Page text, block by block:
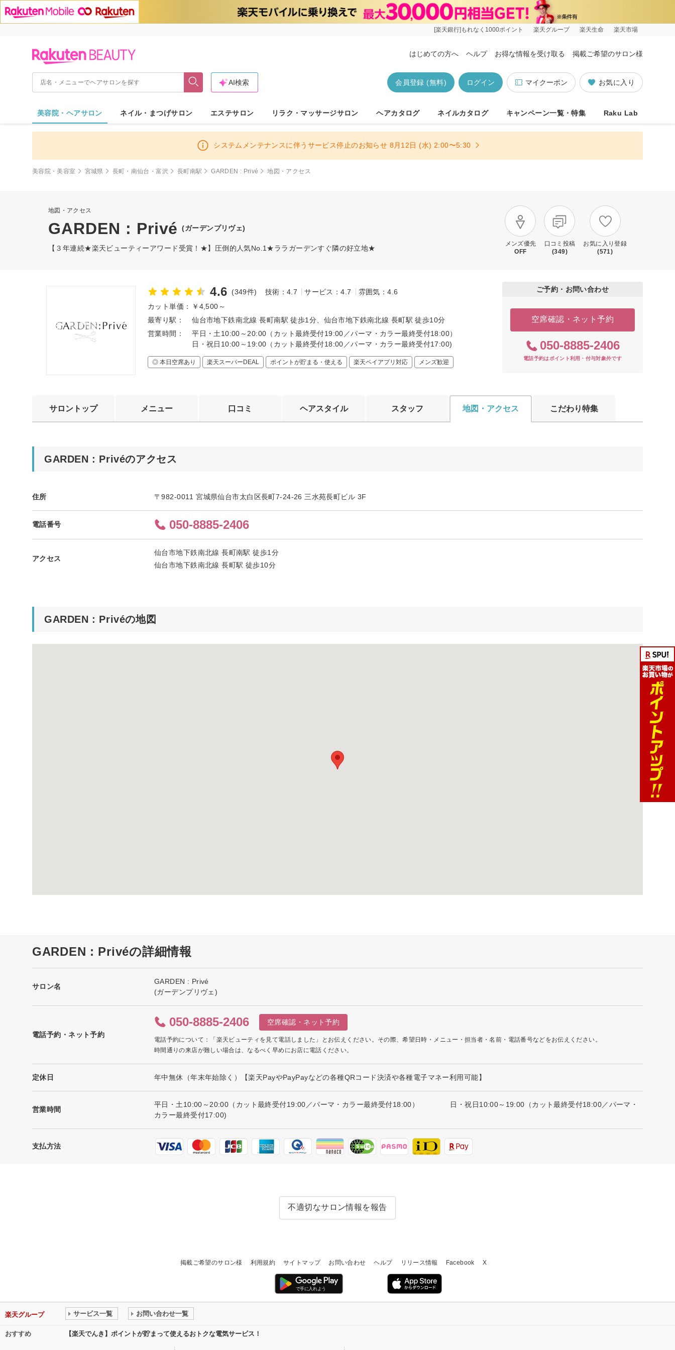
[楽天銀行]もれなく1000ポイント 楽天グループ 楽天生命 楽天市場
はじめての方へ ヘルプ お得な情報を受け取る 掲載ご希望のサロン様
お気に入り
マイクーポン
ログイン
会員登録 (無料)
AI検索
美容院・ヘアサロン ネイル・まつげサロン エステサロン リラク・マッサージサロン ヘアカタログ ネイルカタログ キャンペーン一覧・特集 Raku Lab
システムメンテナンスに伴うサービス停止のお知らせ 8月12日 (水) 2:00〜5:30
美容院・美容室 宮城県 長町・南仙台・富沢 長町南駅 GARDEN : Privé 地図・アクセス
地図・アクセス
GARDEN : Privé (ガーデンプリヴェ)
【３年連続★楽天ビューティーアワード受賞！★】圧倒的人気No.1★ララガーデンすぐ隣の好立地★
メンズ優先
OFF
口コミ投稿
(349)
お気に入り登録
(571)
4.6 (349件) 技術：4.7 サービス：4.7
雰囲気：4.6
カット単価：
￥4,500～
最寄り駅：
仙台市地下鉄南北線 長町南駅 徒歩1分、仙台市地下鉄南北線 長町駅 徒歩10分
営業時間：
平日・土10:00～20:00（カット最終受付19:00／パーマ・カラー最終受付18:00）
日・祝日10:00～19:00（カット最終受付18:00／パーマ・カラー最終受付17:00)
◎ 本日空席あり 楽天スーパーDEAL ポイントが貯まる・使える 楽天ペイアプリ対応 メンズ歓迎
ご予約・お問い合わせ
空席確認・ネット予約
050-8885-2406
電話予約はポイント利用・付与対象外です
サロントップ メニュー 口コミ ヘアスタイル スタッフ 地図・アクセス こだわり特集
GARDEN : Privéのアクセス
住所 〒982-0011 宮城県仙台市太白区長町7-24-26 三水苑長町ビル 3F
電話番号 050-8885-2406
アクセス
仙台市地下鉄南北線 長町南駅 徒歩1分
仙台市地下鉄南北線 長町駅 徒歩10分
GARDEN : Privéの地図
GARDEN : Privéの詳細情報
サロン名
GARDEN : Privé
(ガーデンプリヴェ)
電話予約・ネット予約
050-8885-2406 空席確認・ネット予約
電話予約について：「楽天ビューティを見て電話しました」とお伝えください。その際、希望日時・メニュー・担当者・名前・電話番号などをお伝えください。
時間通りの来店が難しい場合は、なるべく早めにお店に電話ください。
定休日 年中無休（年末年始除く）【楽天PayやPayPayなどの各種QRコード決済や各種電子マネー利用可能】
営業時間
平日・土10:00～20:00（カット最終受付19:00／パーマ・カラー最終受付18:00） 日・祝日10:00～19:00（カット最終受付18:00／パーマ・
カラー最終受付17:00)
支払方法
不適切なサロン情報を報告
掲載ご希望のサロン様 利用規約 サイトマップ お問い合わせ ヘルプ リリース情報 Facebook X
楽天グループ サービス一覧 お問い合わせ一覧
おすすめ 【楽天でんき】ポイントが貯まって使えるおトクな電気サービス！